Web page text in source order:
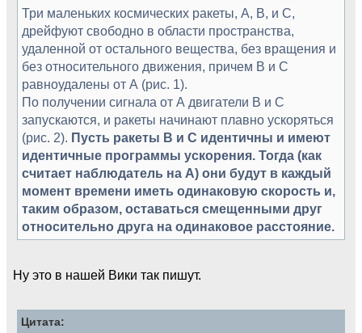
Три маленьких космических ракеты, А, В, и С,
дрейфуют свободно в области пространства,
удаленной от остального вещества, без вращения и
без относительного движения, причем В и С
равноудалены от А (рис. 1).
По получении сигнала от А двигатели В и С
запускаются, и ракеты начинают плавно ускоряться
(рис. 2). Пусть ракеты В и С идентичны и имеют
идентичные программы ускорения. Тогда (как
считает наблюдатель на А) они будут в каждый
момент времени иметь одинаковую скорость и,
таким образом, оставаться смещенными друг
относительно друга на одинаковое расстояние.
Ну это в нашей Вики так пишут.
Цитата: